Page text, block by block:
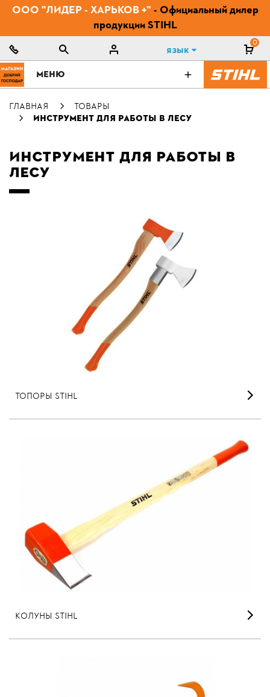
ООО "ЛИДЕР - ХАРЬКОВ +" - Официальный дилер
продукции STIHL
Язык
0
МЕНЮ
ГЛАВНАЯ
ТОВАРЫ
ИНСТРУМЕНТ ДЛЯ РАБОТЫ В ЛЕСУ
ИНСТРУМЕНТ ДЛЯ РАБОТЫ В
ЛЕСУ
ТОПОРЫ STIHL
КОЛУНЫ STIHL